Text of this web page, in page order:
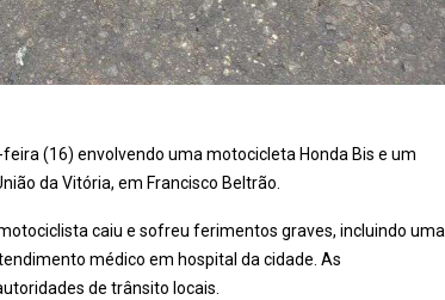
(16) envolvendo uma motocicleta Honda Bis e um
da Vitória, em Francisco Beltrão.
caiu e sofreu ferimentos graves, incluindo uma
médico em hospital da cidade. As
de trânsito locais.